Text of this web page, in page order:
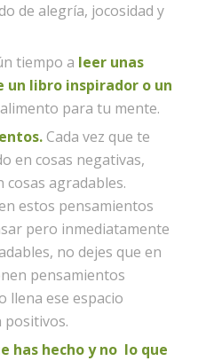
de alegría, jocosidad y
tiempo a leer unas
un libro inspirador o un
para tu mente.
Cada vez que te
en cosas negativas,
cosas agradables.
estos pensamientos
pero inmediatamente
no dejes que en
pensamientos
llena ese espacio
positivos.
has hecho y no lo que